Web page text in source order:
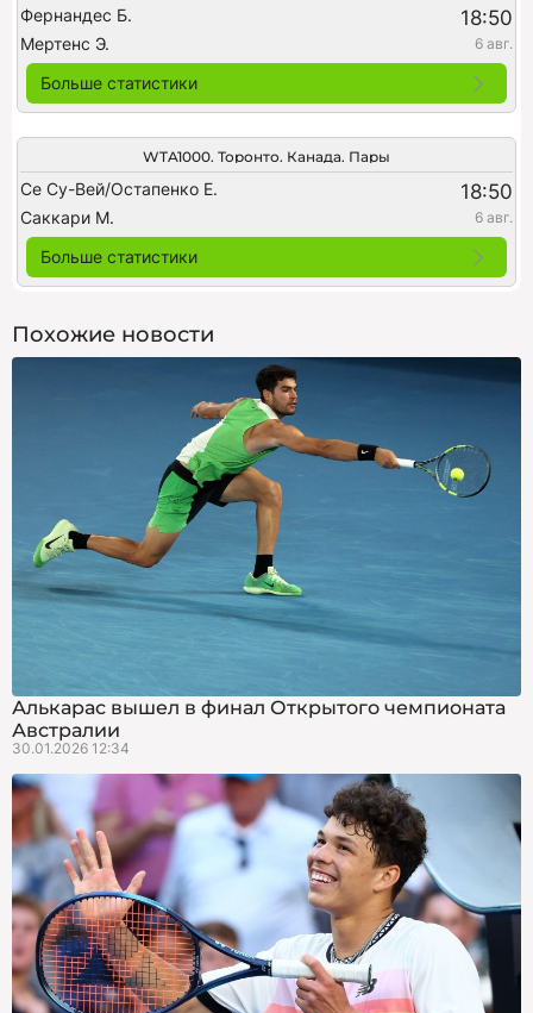
Фернандес Б. 18:50
Мертенс Э. 6 авг.
Больше статистики
WTA1000. Торонто. Канада. Пары
Се Су-Вей/Остапенко Е. 18:50
Саккари М. 6 авг.
Больше статистики
Похожие новости
Алькарас вышел в финал Открытого чемпионата
Австралии
30.01.2026 12:34